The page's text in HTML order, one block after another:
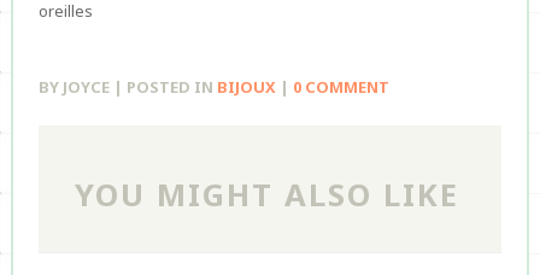
oreilles
BY JOYCE | POSTED IN BIJOUX | 0 COMMENT
YOU MIGHT ALSO LIKE